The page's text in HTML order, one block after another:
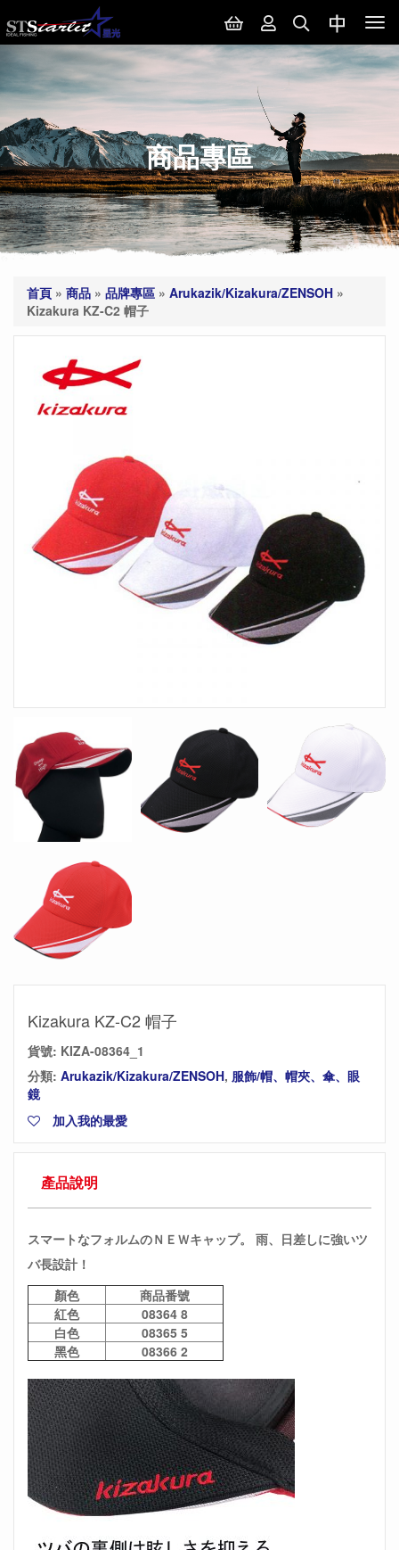
商品專區
首頁 » 商品 » 品牌專區 » Arukazik/Kizakura/ZENSOH »
Kizakura KZ-C2 帽子
Kizakura KZ-C2 帽子
貨號: KIZA-08364_1
分類: Arukazik/Kizakura/ZENSOH, 服飾/帽、帽夾、傘、眼
鏡
加入我的最愛
產品說明
スマートなフォルムのＮＥＷキャップ。 雨、日差しに強いツ
バ長設計！
顏色
商品番號
紅色
08364 8
白色
08365 5
黑色
08366 2